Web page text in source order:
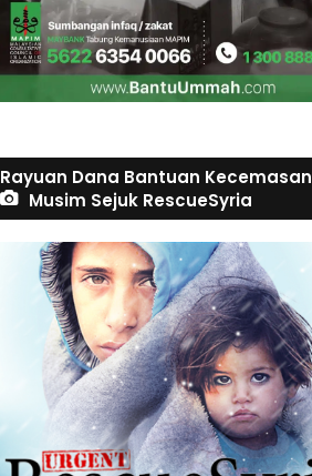
Rayuan Dana Bantuan Kecemasan
Musim Sejuk RescueSyria